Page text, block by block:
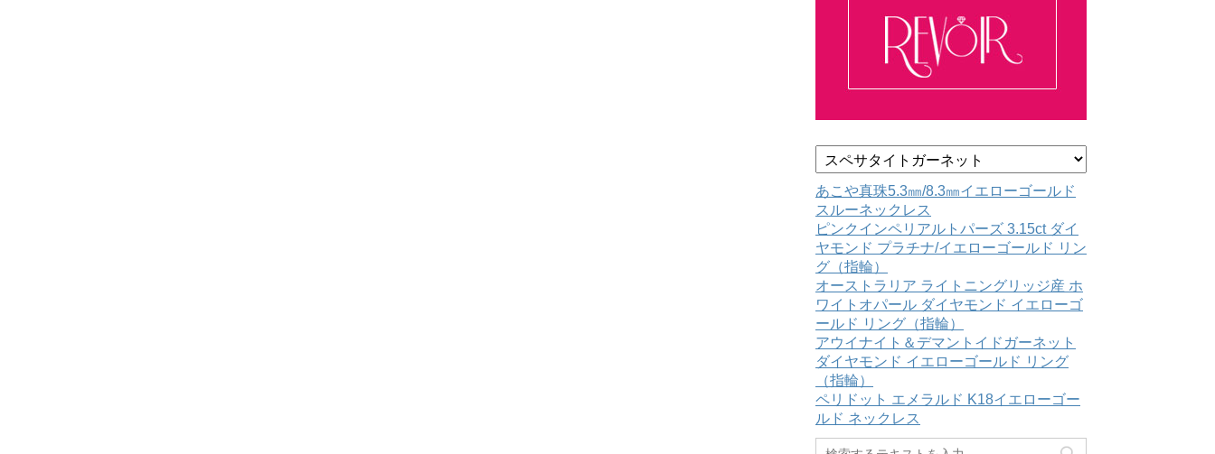
カ
テ
ゴ
リ
ー
あこや真珠5.3㎜/8.3㎜イエローゴールド
スルーネックレス
ピンクインペリアルトパーズ 3.15ct ダイ
ヤモンド プラチナ/イエローゴールド リン
グ（指輪）
オーストラリア ライトニングリッジ産 ホ
ワイトオパール ダイヤモンド イエローゴ
ールド リング（指輪）
アウイナイト＆デマントイドガーネット
ダイヤモンド イエローゴールド リング
（指輪）
ペリドット エメラルド K18イエローゴー
ルド ネックレス